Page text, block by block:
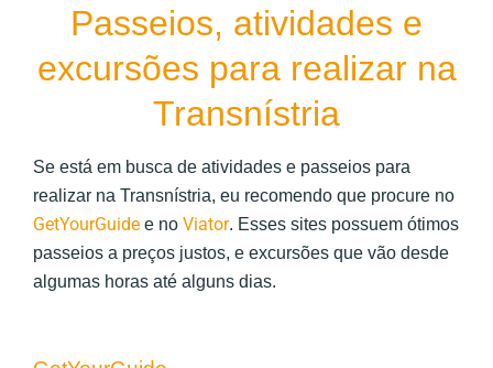
Passeios, atividades e
excursões para realizar na
Transnístria
Se está em busca de atividades e passeios para
realizar na Transnístria, eu recomendo que procure no
GetYourGuide e no Viator. Esses sites possuem ótimos
passeios a preços justos, e excursões que vão desde
algumas horas até alguns dias.